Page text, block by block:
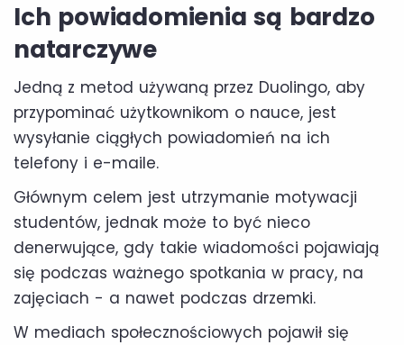
Ich powiadomienia są bardzo
natarczywe
Jedną z metod używaną przez Duolingo, aby
przypominać użytkownikom o nauce, jest
wysyłanie ciągłych powiadomień na ich
telefony i e-maile.
Głównym celem jest utrzymanie motywacji
studentów, jednak może to być nieco
denerwujące, gdy takie wiadomości pojawiają
się podczas ważnego spotkania w pracy, na
zajęciach - a nawet podczas drzemki.
W mediach społecznościowych pojawił się